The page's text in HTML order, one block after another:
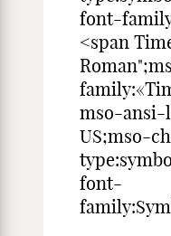
font-
<span
mso-ansi-
US;mso-
font-